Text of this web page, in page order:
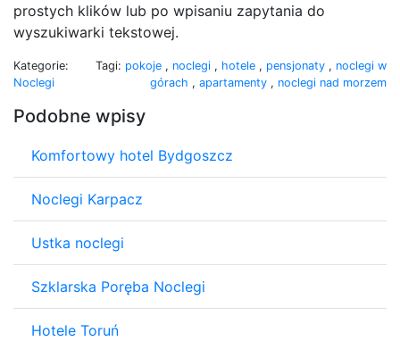
prostych klików lub po wpisaniu zapytania do
wyszukiwarki tekstowej.
Kategorie:
Noclegi
Tagi: pokoje , noclegi , hotele , pensjonaty , noclegi w
górach , apartamenty , noclegi nad morzem
Podobne wpisy
Komfortowy hotel Bydgoszcz
Noclegi Karpacz
Ustka noclegi
Szklarska Poręba Noclegi
Hotele Toruń